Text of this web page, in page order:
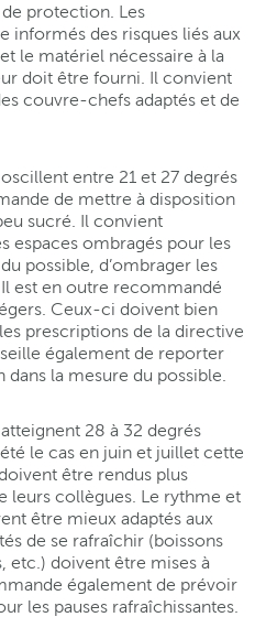
de protection. Les
informés des risques liés aux
le matériel nécessaire à la
doit être fourni. Il convient
couvre-chefs adaptés et de
entre 21 et 27 degrés
de mettre à disposition
sucré. Il convient
espaces ombragés pour les
possible, d’ombrager les
est en outre recommandé
Ceux-ci doivent bien
prescriptions de la directive
également de reporter
la mesure du possible.
28 à 32 degrés
le cas en juin et juillet cette
être rendus plus
leurs collègues. Le rythme et
être mieux adaptés aux
de se rafraîchir (boissons
etc.) doivent être mises à
également de prévoir
les pauses rafraîchissantes.